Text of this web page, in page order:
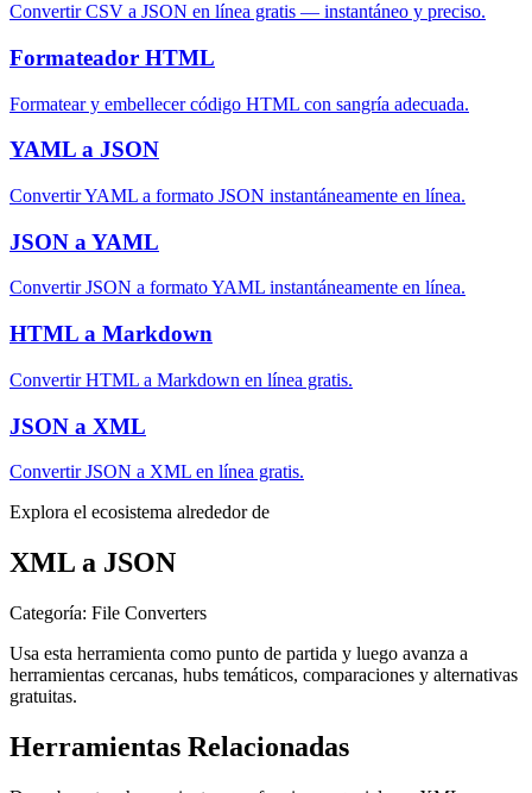
Convertir CSV a JSON en línea gratis — instantáneo y preciso.
Formateador HTML
Formatear y embellecer código HTML con sangría adecuada.
YAML a JSON
Convertir YAML a formato JSON instantáneamente en línea.
JSON a YAML
Convertir JSON a formato YAML instantáneamente en línea.
HTML a Markdown
Convertir HTML a Markdown en línea gratis.
JSON a XML
Convertir JSON a XML en línea gratis.
Explora el ecosistema alrededor de
XML a JSON
Categoría: File Converters
Usa esta herramienta como punto de partida y luego avanza a
herramientas cercanas, hubs temáticos, comparaciones y alternativas
gratuitas.
Herramientas Relacionadas